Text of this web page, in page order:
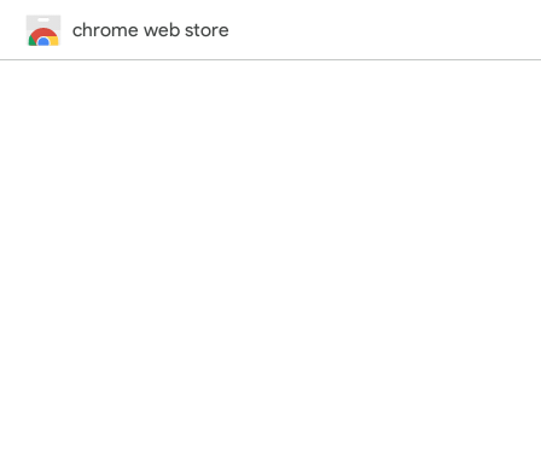
chrome web store